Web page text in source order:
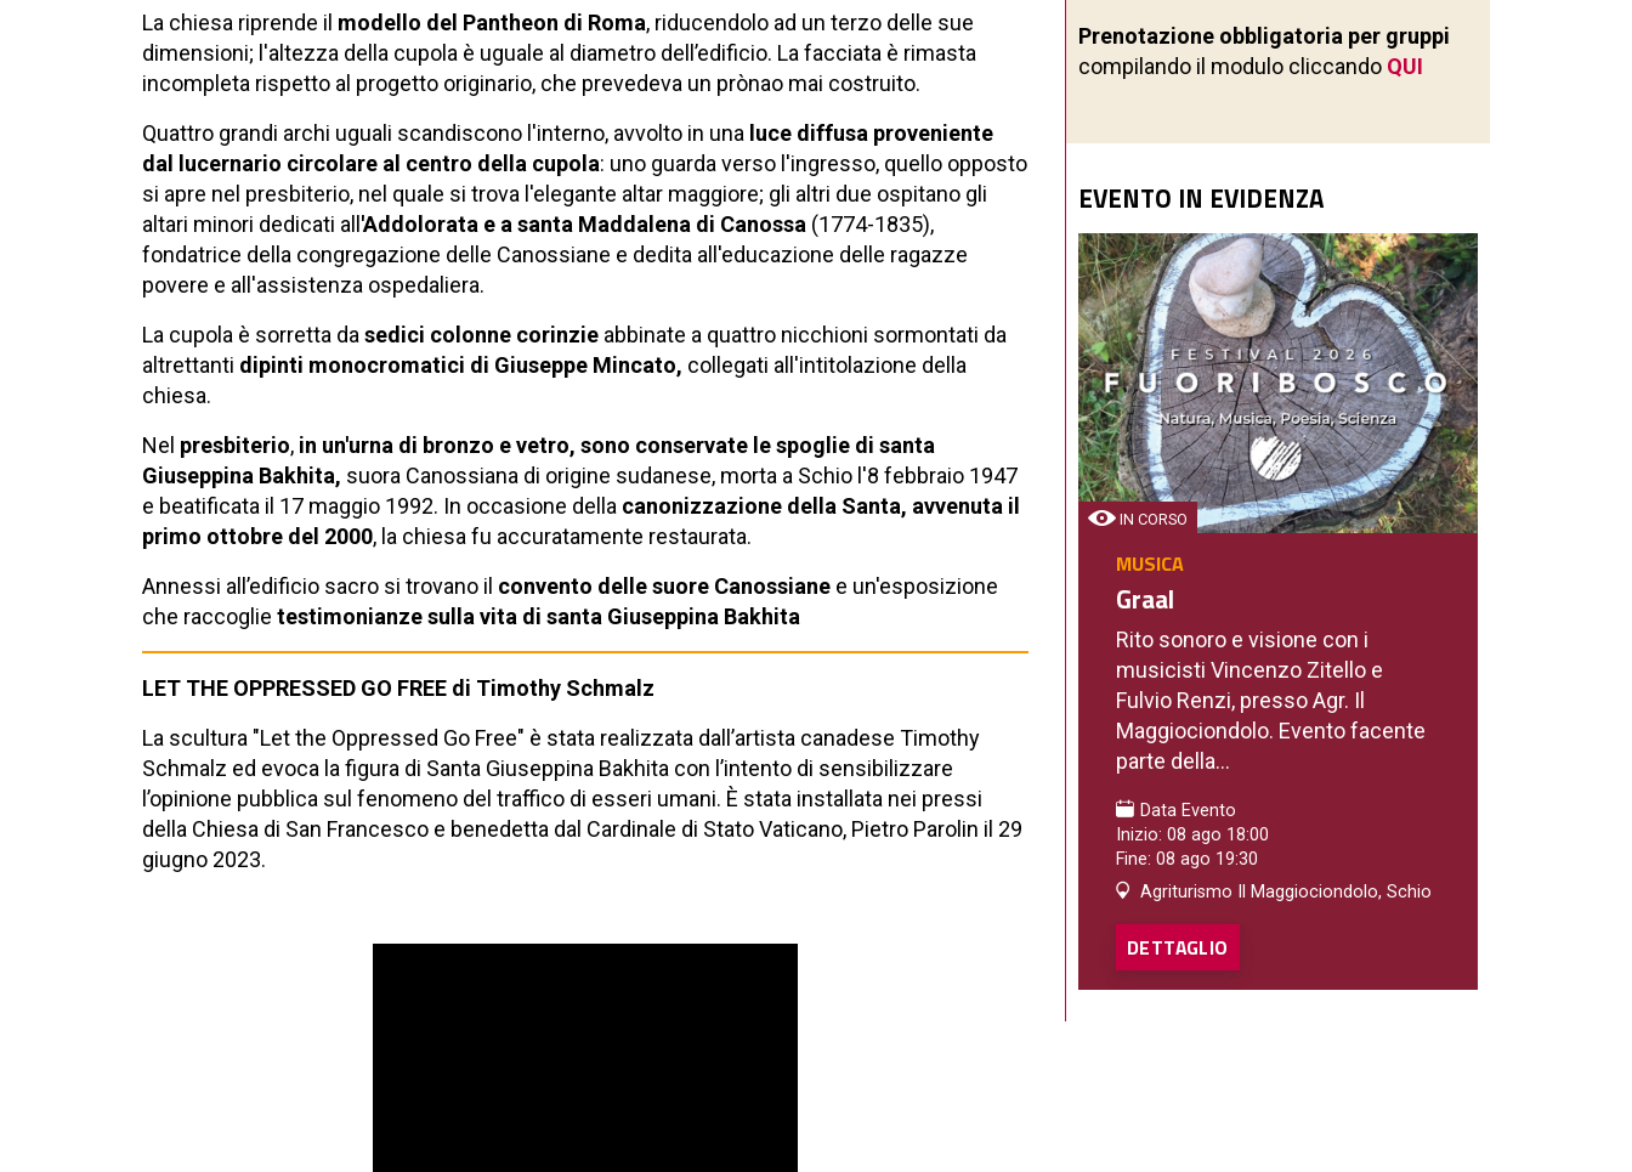
La chiesa riprende il modello del Pantheon di Roma, riducendolo ad un terzo delle sue
dimensioni; l'altezza della cupola è uguale al diametro dell’edificio. La facciata è rimasta
incompleta rispetto al progetto originario, che prevedeva un prònao mai costruito.
Quattro grandi archi uguali scandiscono l'interno, avvolto in una luce diffusa proveniente
dal lucernario circolare al centro della cupola: uno guarda verso l'ingresso, quello opposto
si apre nel presbiterio, nel quale si trova l'elegante altar maggiore; gli altri due ospitano gli
altari minori dedicati all 'Addolorata e a santa Maddalena di Canossa (1774-1835),
fondatrice della congregazione delle Canossiane e dedita all'educazione delle ragazze
povere e all'assistenza ospedaliera.
La cupola è sorretta da sedici colonne corinzie abbinate a quattro nicchioni sormontati da
altrettanti dipinti monocromatici di Giuseppe Mincato, collegati all'intitolazione della
chiesa.
Nel presbiterio, in un'urna di bronzo e vetro, sono conservate le spoglie di santa
Giuseppina Bakhita, suora Canossiana di origine sudanese, morta a Schio l'8 febbraio 1947
e beatificata il 17 maggio 1992. In occasione della canonizzazione della Santa, avvenuta il
primo ottobre del 2000, la chiesa fu accuratamente restaurata.
Annessi all’edificio sacro si trovano il convento delle suore Canossiane e un'esposizione
che raccoglie testimonianze sulla vita di santa Giuseppina Bakhita
LET THE OPPRESSED GO FREE di Timothy Schmalz
La scultura "Let the Oppressed Go Free" è stata realizzata dall’artista canadese Timothy
Schmalz ed evoca la figura di Santa Giuseppina Bakhita con l’intento di sensibilizzare
l’opinione pubblica sul fenomeno del traffico di esseri umani. È stata installata nei pressi
della Chiesa di San Francesco e benedetta dal Cardinale di Stato Vaticano, Pietro Parolin il 29
giugno 2023.
Prenotazione obbligatoria per gruppi
compilando il modulo cliccando QUI
EVENTO IN EVIDENZA
IN CORSO
MUSICA
Graal
Rito sonoro e visione con i
musicisti Vincenzo Zitello e
Fulvio Renzi, presso Agr. Il
Maggiociondolo. Evento facente
parte della...
Data Evento
Inizio: 08 ago 18:00
Fine: 08 ago 19:30
Agriturismo Il Maggiociondolo, Schio
DETTAGLIO